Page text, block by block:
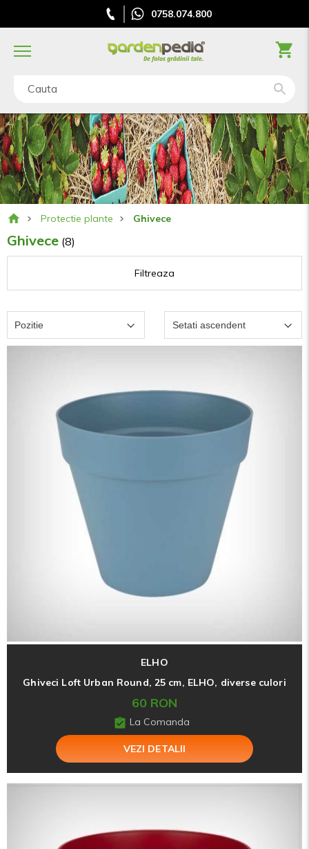
0758.074.800
Cauta
Protectie plante Ghivece
Ghivece (8)
ELHO
Ghiveci Loft Urban Round, 25 cm, ELHO, diverse culori
60 RON
La Comanda
VEZI DETALII
Filtreaza